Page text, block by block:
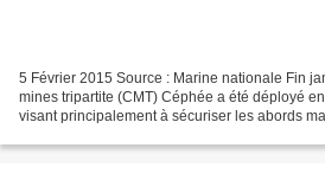
5 Février 2015 Source : Marine nationale Fin
mines tripartite (CMT) Céphée a été déployé
visant principalement à sécuriser les abords